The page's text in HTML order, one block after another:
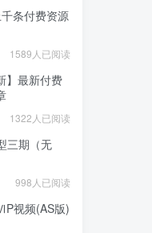
条付费资源
1589人已阅读
】最新付费
1322人已阅读
三期（无
998人已阅读
视频(AS版)